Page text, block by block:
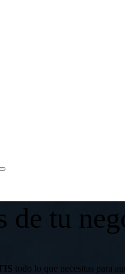
de tu
todo lo que necesitas para